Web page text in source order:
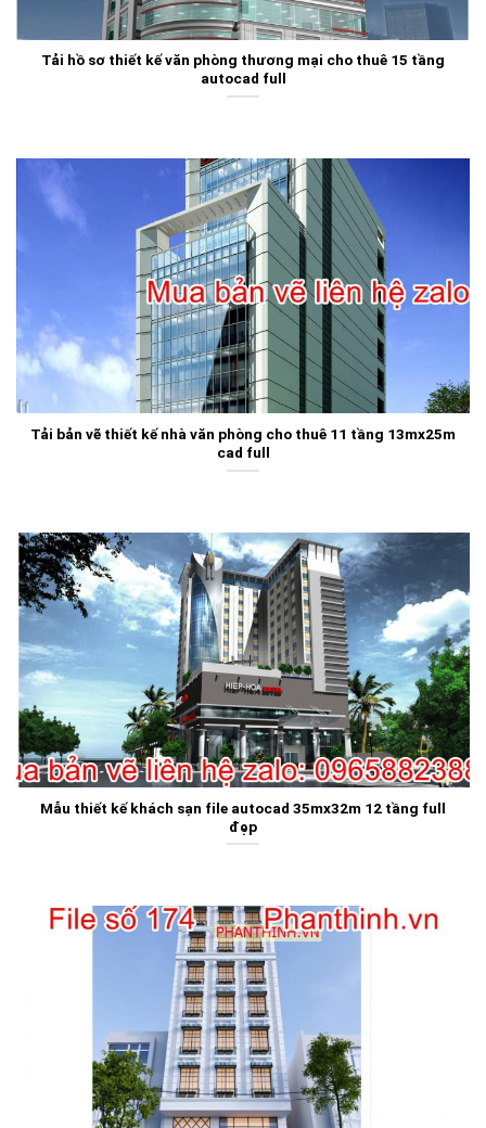
Tải hồ sơ thiết kế văn phòng thương mại cho thuê 15 tầng
autocad full
Tải bản vẽ thiết kế nhà văn phòng cho thuê 11 tầng 13mx25m
cad full
Mẫu thiết kế khách sạn file autocad 35mx32m 12 tầng full
đẹp